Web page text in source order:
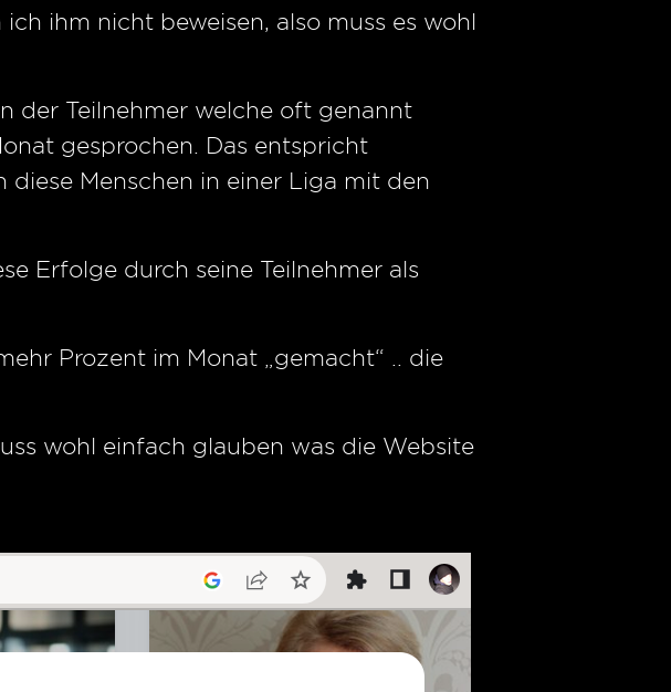
ihm nicht beweisen, also muss es wohl
der Teilnehmer welche oft genannt
gesprochen. Das entspricht
Menschen in einer Liga mit den
Erfolge durch seine Teilnehmer als
Prozent im Monat „gemacht“ .. die
wohl einfach glauben was die Website